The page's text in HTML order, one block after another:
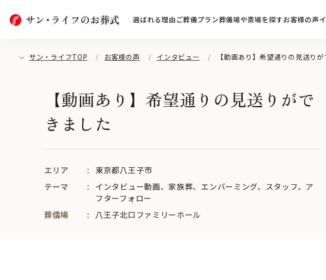
選ばれる理由 ご葬儀プラン葬儀場や斎場を探すお客様の声
サン・ライフTOP お客様の声 インタビュー 【動画あり】希望通りの見送り
【動画あり】希望通りの見送りがで
きました
エリア
東京都八王子市
テーマ
インタビュー動画、家族葬、 エンバーミング、 スタッフ、 ア
フターフォロー
葬儀場
八王子北口ファミリーホール